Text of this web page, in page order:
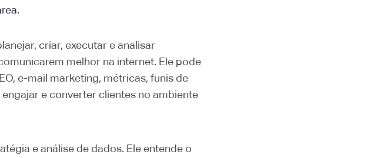
criar, executar e analisar
melhor na internet. Ele pode
e-mail marketing, métricas, funis de
e converter clientes no ambiente
e análise de dados. Ele entende o